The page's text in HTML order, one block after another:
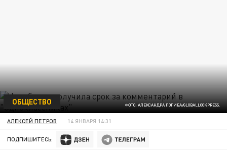
ФОТО: АЛЕКСАНДРА ПОГИБА/GLOBALLOOKPRESS.
ОБЩЕСТВО
АЛЕКСЕЙ ПЕТРОВ 14 ЯНВАРЯ 14:31
ПОДПИШИТЕСЬ: